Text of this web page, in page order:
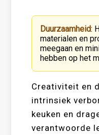
Duurzaamheid:
materialen en
meegaan en
hebben op het
Creativiteit en
intrinsiek
keuken en
verantwoorde